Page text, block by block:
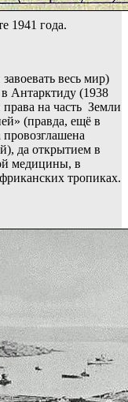
1941 года.
весь мир)
Антарктиду (1938
на часть Земли
(правда, ещё в
да открытием в
медицины, в
тропиках.